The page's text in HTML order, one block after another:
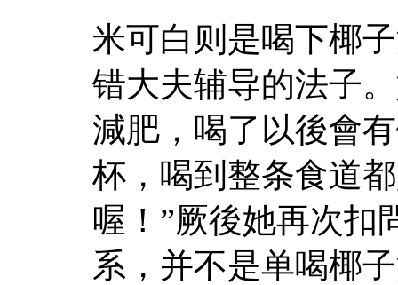
米可白则是喝下椰
错大夫辅导的法子
減肥，喝了以後會
杯，喝到整条食道
喔！”厥後她再次扣
系，并不是单喝椰